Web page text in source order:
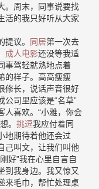
。周末，同事说要找
活的我只好听从大家
议。 同居第一次去
成人电影还没等我适
事驾轻就熟地点着
的样子。高高瘦瘦
修长，说话声音很好
公司里应该是“名草”
人喜欢。“小雅，你会
。挑逗我应付着同
地期待着他还会过
己叫文，让我们叫他
好”我在心里自言自
到我身边。我又惊又
来毛巾，帮忙处理桌